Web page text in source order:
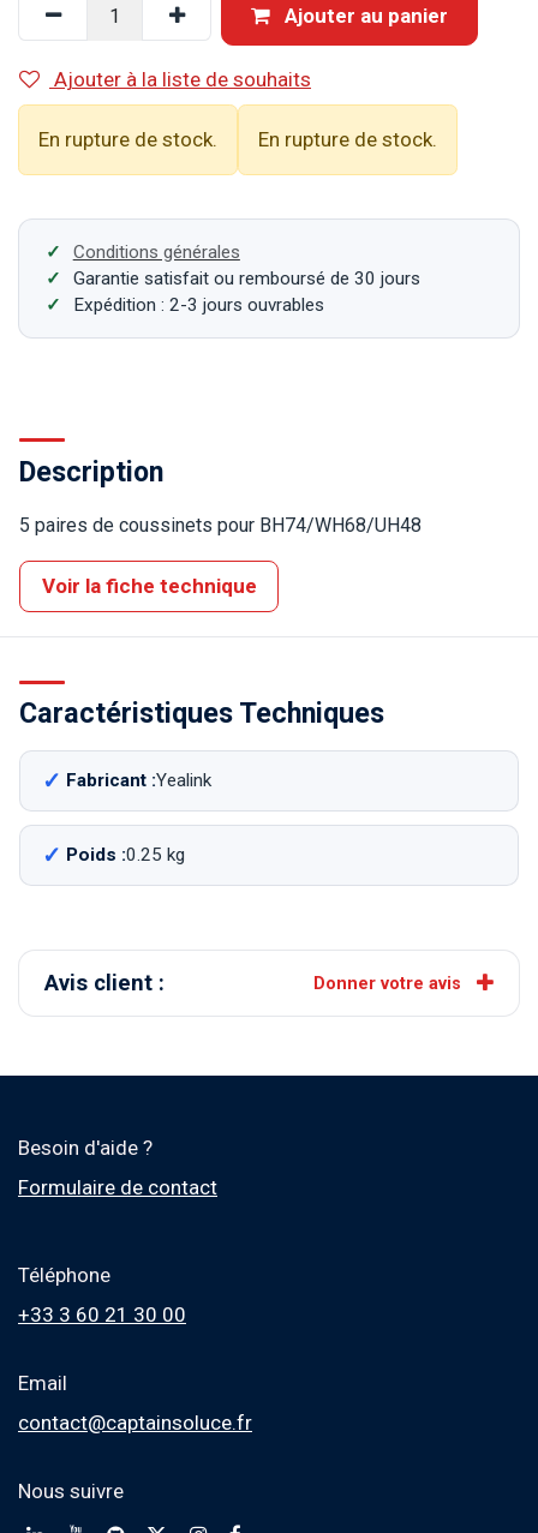
Ajouter au panier
Ajouter à la liste de souhaits
En rupture de stock. En rupture de stock.
Conditions générales
Garantie satisfait ou remboursé de 30 jours
Expédition : 2-3 jours ouvrables
Description
5 paires de coussinets pour BH74/WH68/UH48
Voir la fiche technique
Caractéristiques Techniques
Fabricant :Yealink
Poids :0.25 kg
Avis client : Donner votre avis
Besoin d'aide ?
Formulaire de contact
Téléphone
+33 3 60 21 30 00
Email
contact@captainsoluce.fr
Nous suivre